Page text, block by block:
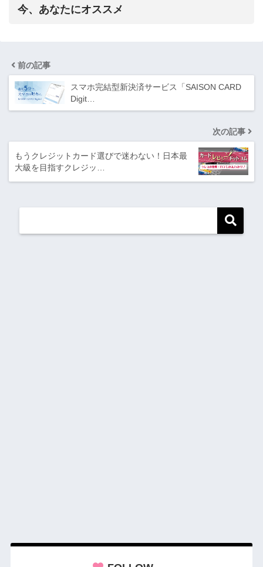
今、あなたにオススメ
前の記事
スマホ完結型新決済サービス「SAISON CARD
Digit…
次の記事
もうクレジットカード選びで迷わない！日本最
大級を目指すクレジッ…